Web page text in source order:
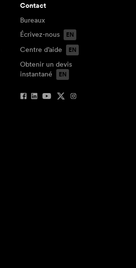
Contact
Bureaux
Écrivez-nous
Centre d’aide
Obtenir un devis
instantané